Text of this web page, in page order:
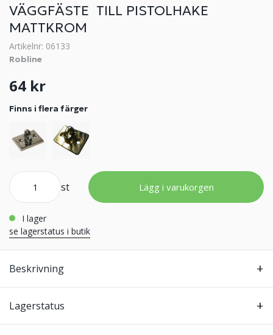
VÄGGFÄSTE TILL PISTOLHAKE
MATTKROM
Artikelnr: 06133
Robline
64 kr
Finns i flera färger
st Lägg i varukorgen
i lager
se lagerstatus i butik
Beskrivning
Lagerstatus